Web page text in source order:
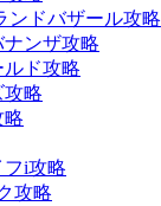
ンドバザール攻略
ナンザ攻略
ド攻略
攻略
略
フi攻略
攻略